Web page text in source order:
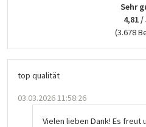
top qualität
03.03.2026 11:58:26
Vielen lieben Dank! Es freut
Sehr
4,81 /
(3.678